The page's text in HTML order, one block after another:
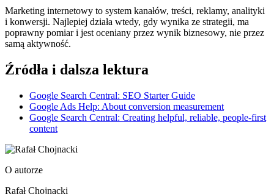
Marketing internetowy to system kanałów, treści, reklamy, analityki
i konwersji. Najlepiej działa wtedy, gdy wynika ze strategii, ma
poprawny pomiar i jest oceniany przez wynik biznesowy, nie przez
samą aktywność.
Źródła i dalsza lektura
Google Search Central: SEO Starter Guide
Google Ads Help: About conversion measurement
Google Search Central: Creating helpful, reliable, people-first
content
O autorze
Rafał Chojnacki